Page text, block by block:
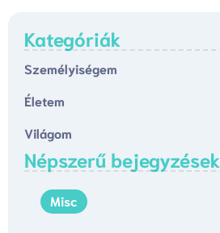
Kategóriák
Személyiségem
Életem
Világom
Népszerű bejegyzések
Misc